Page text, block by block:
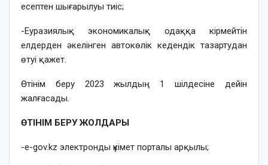
есептен шығарылуы тиіс;
-Еуразиялық экономикалық одаққа кірмейтін
елдерден әкелінген автокөлік кедендік тазартудан
өтуі қажет.
Өтінім беру 2023 жылдың 1 шілдесіне дейін
жалғасады.
ӨТІНІМ БЕРУ ЖОЛДАРЫ
-е-gov.kz электронды үкімет порталы арқылы;